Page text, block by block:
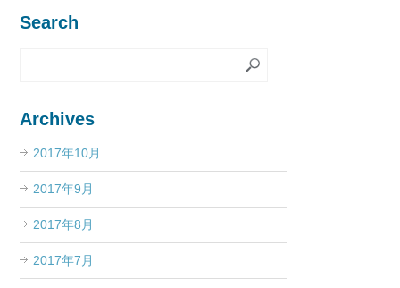
Search
Archives
2017年10月
2017年9月
2017年8月
2017年7月